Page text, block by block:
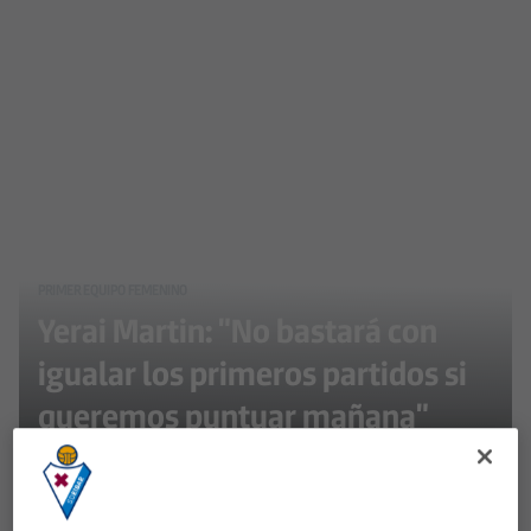
igualar los primeros partidos si
queremos puntuar mañana"
El primer equipo femenino llega mañana al partido
ante el Levante UD "tras la derrota con más ganas